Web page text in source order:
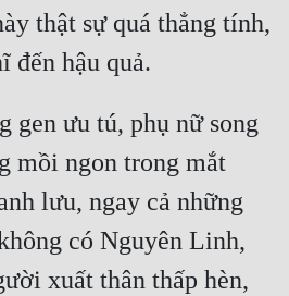
thật sự quá thẳng tính,
gen ưu tú, phụ nữ song
mồi ngon trong mắt
lưu, ngay cả những
có Nguyên Linh,
xuất thân thấp hèn,